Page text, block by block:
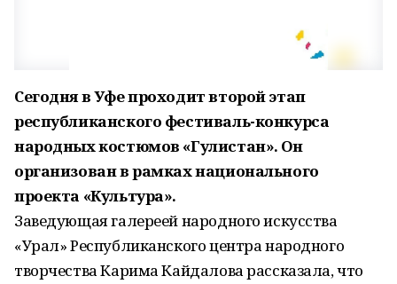
Сегодня в Уфе проходит второй этап
республиканского фестиваль-конкурса
народных костюмов «Гулистан». Он
организован в рамках национального
проекта «Культура».
Заведующая галереей народного искусства
«Урал» Республиканского центра народного
творчества Карима Кайдалова рассказала, что